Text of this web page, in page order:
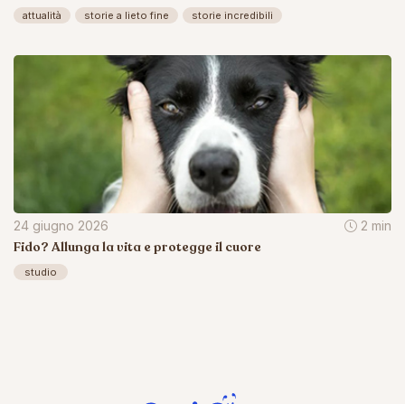
attualità storie a lieto fine storie incredibili
24 giugno 2026 2 min
Fido? Allunga la vita e protegge il cuore
studio